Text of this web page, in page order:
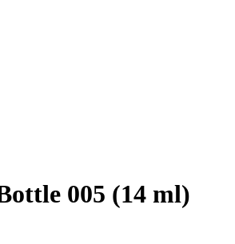
005 (14 ml)